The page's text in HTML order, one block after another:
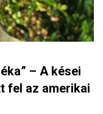
– A kései
fel az amerikai